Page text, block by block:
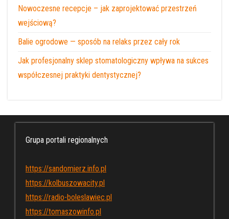
Nowoczesne recepcje – jak zaprojektować przestrzeń
wejściową?
Balie ogrodowe — sposób na relaks przez cały rok
Jak profesjonalny sklep stomatologiczny wpływa na sukces
współczesnej praktyki dentystycznej?
Grupa portali regionalnych
https://sandomierz.info.pl
https://kolbuszowacity.pl
https://radio-boleslawiec.pl
https://tomaszowinfo.pl